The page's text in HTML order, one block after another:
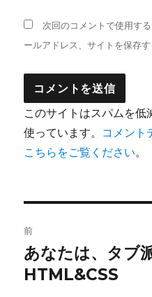
次回のコメントで使用す
ールアドレス、サイトを保存す
このサイトはスパムを
使っています。 コメント
こちらをご覧ください。
稿
ナ
前
前
の
あなたは、タブ
HTML&CSS